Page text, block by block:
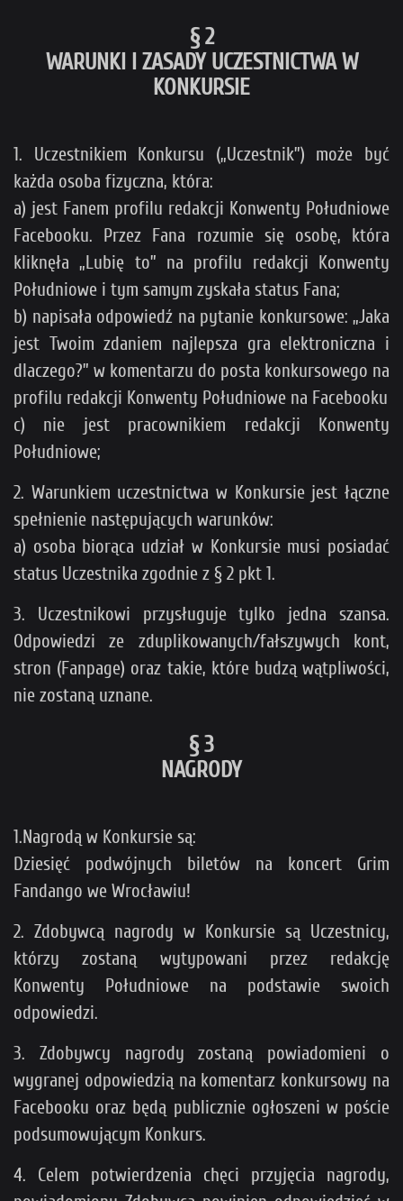
§ 2
WARUNKI I ZASADY UCZESTNICTWA W
KONKURSIE
1. Uczestnikiem Konkursu („Uczestnik”) może być
każda osoba fizyczna, która:
a) jest Fanem profilu redakcji Konwenty Południowe
Facebooku. Przez Fana rozumie się osobę, która
kliknęła „Lubię to” na profilu redakcji Konwenty
Południowe i tym samym zyskała status Fana;
b) napisała odpowiedź na pytanie konkursowe: „Jaka
jest Twoim zdaniem najlepsza gra elektroniczna i
dlaczego?” w komentarzu do posta konkursowego na
profilu redakcji Konwenty Południowe na Facebooku
c) nie jest pracownikiem redakcji Konwenty
Południowe;
2. Warunkiem uczestnictwa w Konkursie jest łączne
spełnienie następujących warunków:
a) osoba biorąca udział w Konkursie musi posiadać
status Uczestnika zgodnie z § 2 pkt 1.
3. Uczestnikowi przysługuje tylko jedna szansa.
Odpowiedzi ze zduplikowanych/fałszywych kont,
stron (Fanpage) oraz takie, które budzą wątpliwości,
nie zostaną uznane.
§ 3
NAGRODY
1.Nagrodą w Konkursie są:
Dziesięć podwójnych biletów na koncert Grim
Fandango we Wrocławiu!
2. Zdobywcą nagrody w Konkursie są Uczestnicy,
którzy zostaną wytypowani przez redakcję
Konwenty Południowe na podstawie swoich
odpowiedzi.
3. Zdobywcy nagrody zostaną powiadomieni o
wygranej odpowiedzią na komentarz konkursowy na
Facebooku oraz będą publicznie ogłoszeni w poście
podsumowującym Konkurs.
4. Celem potwierdzenia chęci przyjęcia nagrody,